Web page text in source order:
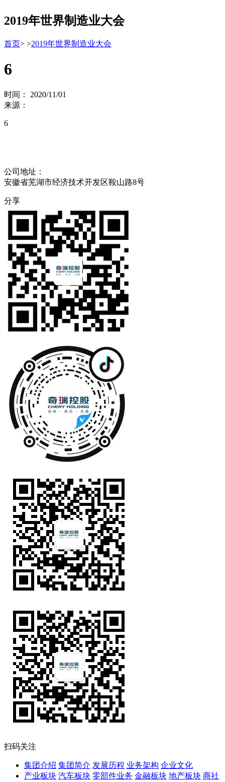
2019年世界制造业大会
首页> >2019年世界制造业大会
6
时间： 2020/11/01
来源：
6
公司地址：
安徽省芜湖市经济技术开发区鞍山路8号
分享
扫码关注
集团介绍 集团简介 发展历程 业务架构 企业文化
产业板块 汽车板块 零部件业务 金融板块 地产板块 商社